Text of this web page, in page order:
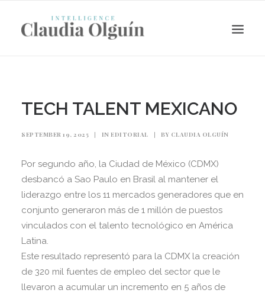
Search
TECH TALENT MEXICANO
SEPTEMBER 19, 2025 | IN EDITORIAL | BY CLAUDIA OLGUÍN
Por segundo año, la Ciudad de México (CDMX)
desbancó a Sao Paulo en Brasil al mantener el
liderazgo entre los 11 mercados generadores que en
conjunto generaron más de 1 millón de puestos
vinculados con el talento tecnológico en América
Latina.
Este resultado representó para la CDMX la creación
de 320 mil fuentes de empleo del sector que le
llevaron a acumular un incremento en 5 años de